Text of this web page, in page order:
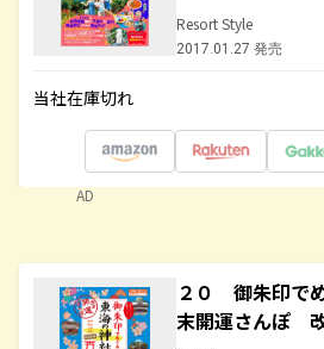
Resort Style
2017.01.27 発売
当社在庫切れ
AD
２０ 御朱印で
末開運さんぽ